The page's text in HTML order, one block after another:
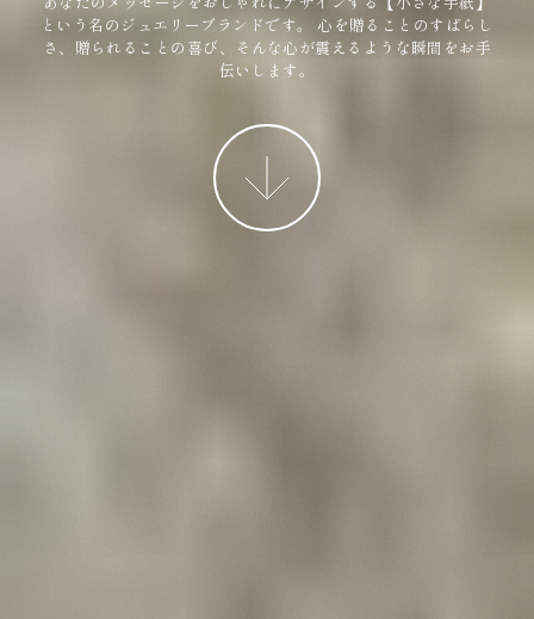
という名のジュエリーブランドです。
心を贈ることのすばらし
さ、贈られることの喜び、そんな心が震えるような瞬間をお手
伝いします。